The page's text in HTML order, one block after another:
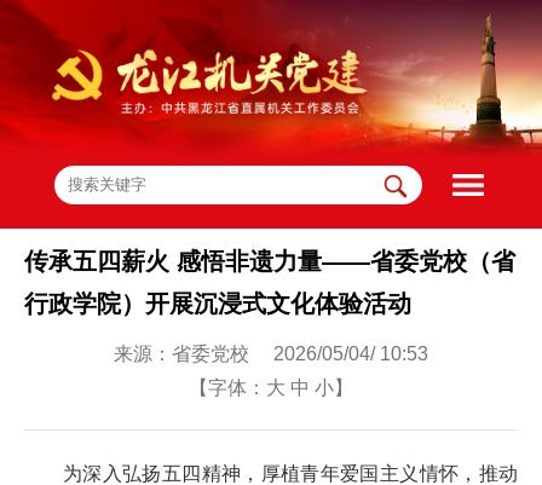
传承五四薪火 感悟非遗力量——省委党校（省
行政学院）开展沉浸式文化体验活动
来源：省委党校 2026/05/04/ 10:53
【字体： 大 中 小】
为深入弘扬五四精神，厚植青年爱国主义情怀，推动